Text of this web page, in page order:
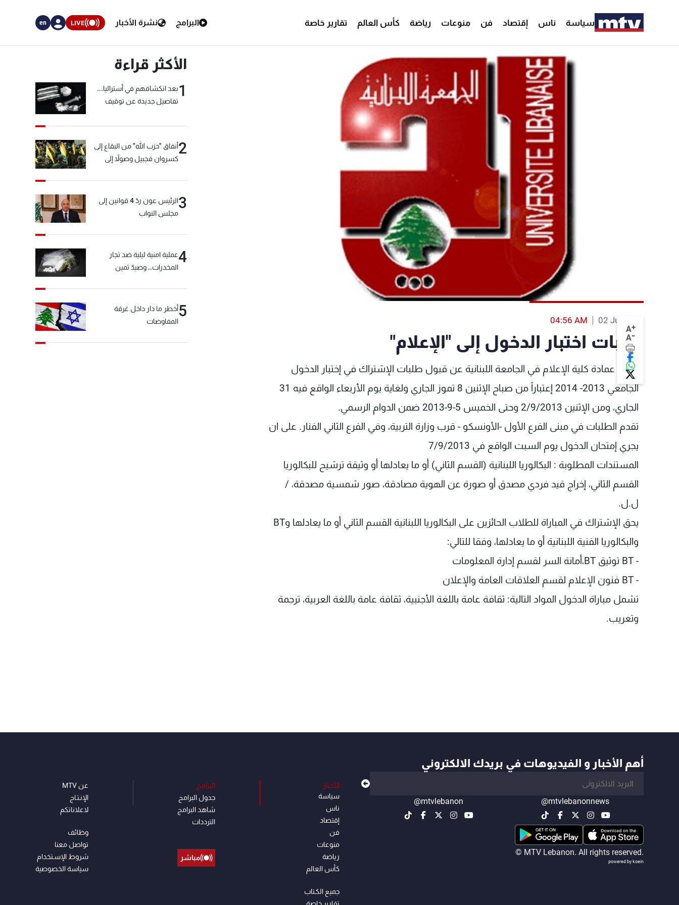
سياسة ناس إقتصاد فن منوعات رياضة كأس العالم تقارير خاصة البرامج نشرة الأخبار LIVE
en
A+
A-
02 Jul 2013
04:56 AM
طلبات اختبار الدخول إلى "الإعلام"
علنت عمادة كلية الإعلام في الجامعة اللبنانية عن قبول طلبات الإشتراك في إختبار الدخول
الجامعي 2013- 2014 إعتباراً من صباح الإثنين 8 تموز الجاري ولغاية يوم الأربعاء الواقع فيه 31
الجاري، ومن الإثنين 2/9/2013 وحتى الخميس 5-9-2013 ضمن الدوام الرسمي.
تقدم الطلبات في مبنى الفرع الأول -الأونسكو - قرب وزارة التربية، وفي الفرع الثاني الفنار. على ان
يجري إمتحان الدخول يوم السبت الواقع في 7/9/2013
المستندات المطلوبة : البكالوريا اللبنانية (القسم الثاني) أو ما يعادلها أو وثيقة ترشيح للبكالوريا
القسم الثاني، إخراج قيد فردي مصدق أو صورة عن الهوية مصادقة، صور شمسية مصدقة، /
ل.ل.
يحق الإشتراك في المباراة للطلاب الحائزين على البكالوريا اللبنانية القسم الثاني أو ما يعادلها وBT
والبكالوريا الفنية اللبنانية أو ما يعادلها، وفقا للتالي:
- BT توثيق BT،أمانة السر لقسم إدارة المعلومات
- BT فنون الإعلام لقسم العلاقات العامة والإعلان
تشمل مباراة الدخول المواد التالية: ثقافة عامة باللغة الأجنبية، ثقافة عامة باللغة العربية، ترجمة
وتعريب.
الأكثر قراءة
1بعد انكشافهم في أستراليا...
تفاصيل جديدة عن توقيف
2أنفاق "حزب الله" من البقاع إلى
كسروان فجبيل وصولاً إلى
3
الرئيس عون ردّ 4 قوانين إلى
مجلس النواب
4عملية امنية ليلية ضد تجار
المخدرات.. وصيدٌ ثمين
5أخطر ما دار داخل غرفة
المفاوضات
أهم الأخبار و الفيديوهات في بريدك الالكتروني
@mtvlebanonnews
@mtvlebanon
© MTV Lebanon. All rights reserved.
powered by koein
الأخبار
سياسة
ناس
إقتصاد
فن
منوعات
رياضة
كأس العالم
جميع الكـتاب
البرامج
جدول البرامج
شاهد البرامج
الترددات
مباشر
عن MTV
الإنـتـاج
لاعلاناتكم
وظائف
تواصل معنا
شروط الإسـتخدام
سياسة الخصوصية